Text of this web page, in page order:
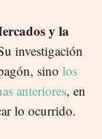
y la
investigación
sino los
anteriores, en
lo ocurrido.